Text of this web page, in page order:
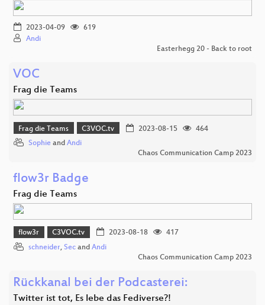
2023-04-09
619
Andi
Easterhegg 20 - Back to root
VOC
Frag die Teams
Frag die Teams C3VOC.tv 2023-08-15
464
Sophie and Andi
Chaos Communication Camp 2023
flow3r Badge
Frag die Teams
flow3r C3VOC.tv 2023-08-18
417
schneider, Sec and Andi
Chaos Communication Camp 2023
Rückkanal bei der Podcasterei:
Twitter ist tot, Es lebe das Fediverse?!